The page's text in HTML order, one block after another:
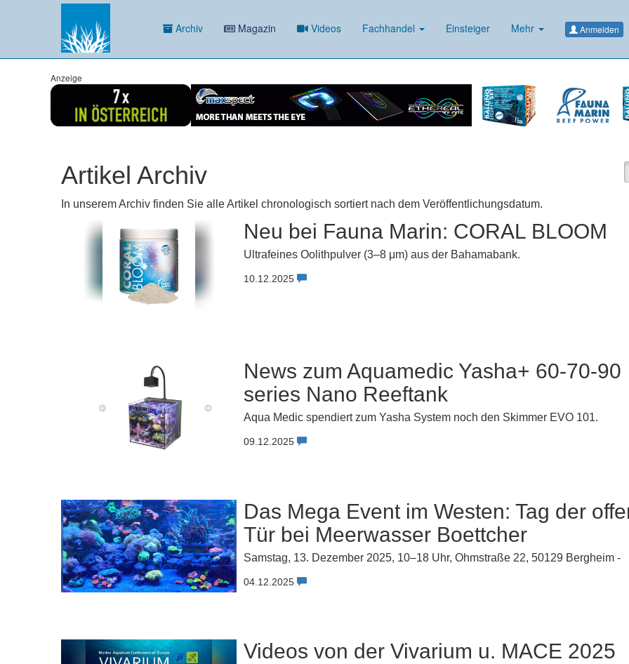
Archiv Magazin Videos Fachhandel Einsteiger Mehr Anmelden
Anzeige
Artikel Archiv
In unserem Archiv finden Sie alle Artikel chronologisch sortiert nach dem Veröffentlichungsdatum.
Neu bei Fauna Marin: CORAL BLOOM
Ultrafeines Oolithpulver (3–8 μm) aus der Bahamabank.
10.12.2025
News zum Aquamedic Yasha+ 60-70-90
series Nano Reeftank
Aqua Medic spendiert zum Yasha System noch den Skimmer EVO 101.
09.12.2025
Das Mega Event im Westen: Tag der
Tür bei Meerwasser Boettcher
Samstag, 13. Dezember 2025, 10–18 Uhr, Ohmstraße 22, 50129 Bergheim -
04.12.2025
Videos von der Vivarium u. MACE 2025